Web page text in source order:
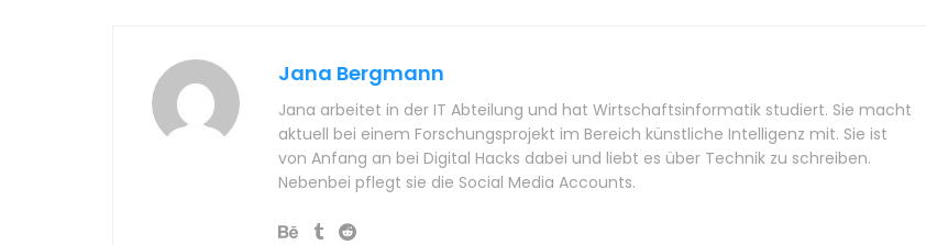
Jana Bergmann
Jana arbeitet in der IT Abteilung und hat Wirtschaftsinformatik studiert. Sie macht
aktuell bei einem Forschungsprojekt im Bereich künstliche Intelligenz mit. Sie ist
von Anfang an bei Digital Hacks dabei und liebt es über Technik zu schreiben.
Nebenbei pflegt sie die Social Media Accounts.